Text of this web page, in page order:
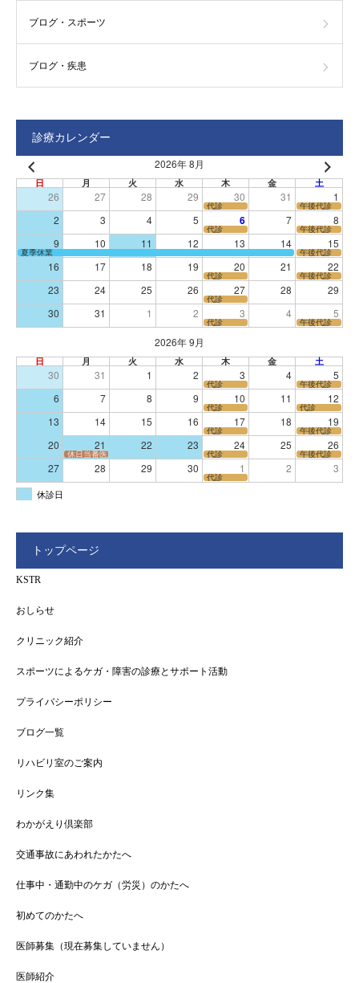
ブログ・スポーツ
ブログ・疾患
診療カレンダー
2026年 8月
日 月 火 水 木 金 土
26 27 28 29 30 31 1
代診 午後代診
2 3 4 5 6 7 8
代診 午後代診
9 10 11 12 13 14 15
夏季休業 午後代診
16 17 18 19 20 21 22
代診 午後代診
23 24 25 26 27 28 29
代診
30 31 1 2 3 4 5
代診 午後代診
2026年 9月
日 月 火 水 木 金 土
30 31 1 2 3 4 5
代診 午後代診
6 7 8 9 10 11 12
代診 代診
13 14 15 16 17 18 19
代診 午後代診
20 21 22 23 24 25 26
休日当番医 代診 午後代診
27 28 29 30 1 2 3
代診
休診日
トップページ
KSTR
おしらせ
クリニック紹介
スポーツによるケガ・障害の診療とサポート活動
プライバシーポリシー
ブログ一覧
リハビリ室のご案内
リンク集
わかがえり倶楽部
交通事故にあわれたかたへ
仕事中・通勤中のケガ（労災）のかたへ
初めてのかたへ
医師募集（現在募集していません）
医師紹介